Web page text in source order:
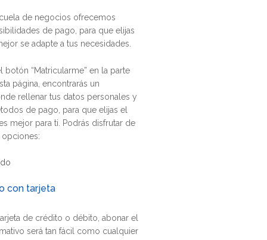
de negocios ofrecemos
de pago, para que elijas
se adapte a tus necesidades.
botón “Matricularme” en la parte
página, encontrarás un
rellenar tus datos personales y
de pago, para que elijas el
mejor para ti. Podrás disfrutar de
opciones:
con tarjeta
de crédito o débito, abonar el
será tan fácil como cualquier